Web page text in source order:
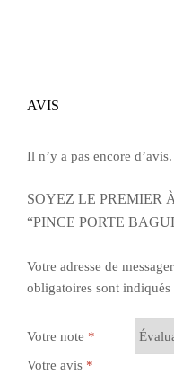
AVIS
Il n’y a pas encore d’avis.
SOYEZ LE PREMIER
“PINCE PORTE
Votre adresse de
obligatoires sont indiqués
Votre note *
Votre avis *